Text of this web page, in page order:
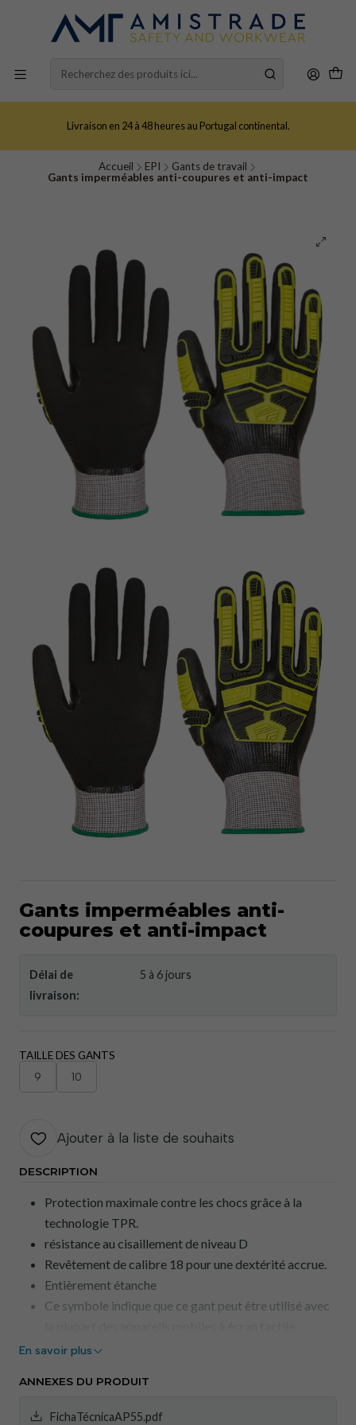
Livraison en 24 à 48 heures au Portugal continental.
Accueil EPI
Gants de travail
Gants imperméables anti-coupures et anti-impact
Gants imperméables anti-
coupures et anti-impact
Délai de
livraison:
5 à 6 jours
TAILLE DES GANTS
9 10
Ajouter à la liste de souhaits
DESCRIPTION
Protection maximale contre les chocs grâce à la
technologie TPR.
résistance au cisaillement de niveau D
Revêtement de calibre 18 pour une dextérité accrue.
Entièrement étanche
Ce symbole indique que ce gant peut être utilisé avec
Revêtement en mousse de nitrile pour une excellente
Pouce renforcé pour une protection et une durabilité
accrues.
En savoir plus
ANNEXES DU PRODUIT
FichaTécnicaAP55.pdf